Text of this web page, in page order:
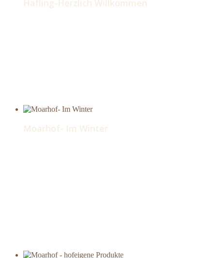
Hafling-Herzlich Willkommen
Moarhof- Im Winter